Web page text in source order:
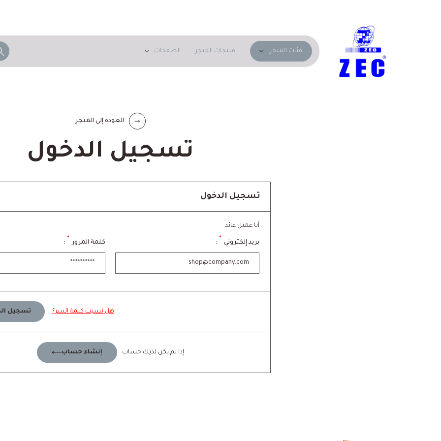
فئات المتجر منتجات المتجر الصفحات
العودة إلى المتجر
تسجيل الدخول
تسجيل الدخول
أنا عميل عائد
بريد إلكتروني *
: كلمة المرور *
:
هل نسيت كلمة السر؟ تسجيل
إذا لم يكن لديك حساب إنشاء حساب